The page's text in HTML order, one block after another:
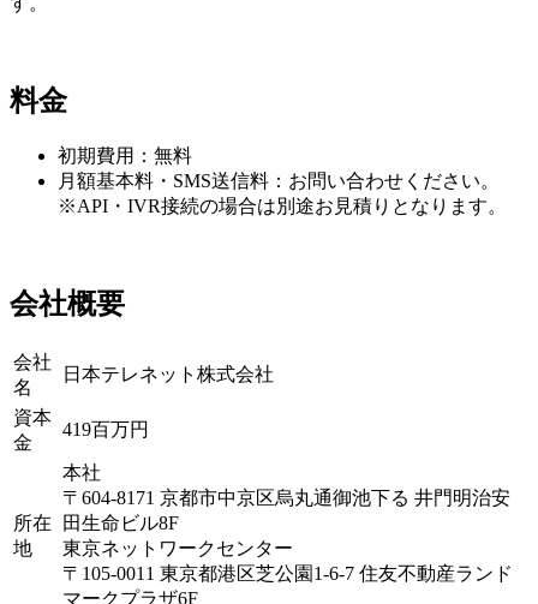
料金
初期費用：無料
月額基本料・SMS送信料：お問い合わせください。
※API・IVR接続の場合は別途お見積りとなります。
会社概要
会社
名
日本テレネット株式会社
資本
金
419百万円
所在
地
本社
〒604-8171 京都市中京区烏丸通御池下る 井門明治安
田生命ビル8F
東京ネットワークセンター
〒105-0011 東京都港区芝公園1-6-7 住友不動産ランド
マークプラザ6F